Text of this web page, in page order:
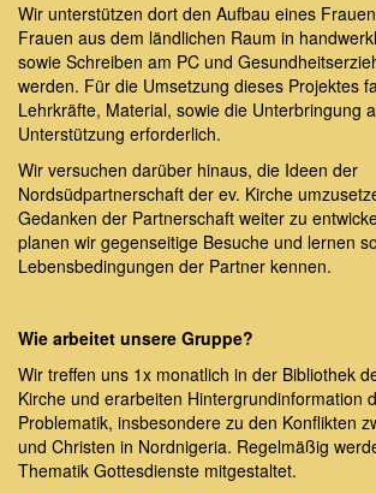
Wir unterstützen dort den Aufbau eines
Frauen aus dem ländlichen Raum in
sowie Schreiben am PC und
werden. Für die Umsetzung dieses Projektes
Lehrkräfte, Material, sowie die Unterbringung
Unterstützung erforderlich.
Wir versuchen darüber hinaus, die Ideen der
Nordsüdpartnerschaft der ev. Kirche
Gedanken der Partnerschaft weiter zu
planen wir gegenseitige Besuche und lernen
Lebensbedingungen der Partner kennen.
Wie arbeitet unsere Gruppe?
Wir treffen uns 1x monatlich in der Bibliothek
Kirche und erarbeiten Hintergrundinformation
Problematik, insbesondere zu den Konflikten
und Christen in Nordnigeria. Regelmäßig
Thematik Gottesdienste mitgestaltet.